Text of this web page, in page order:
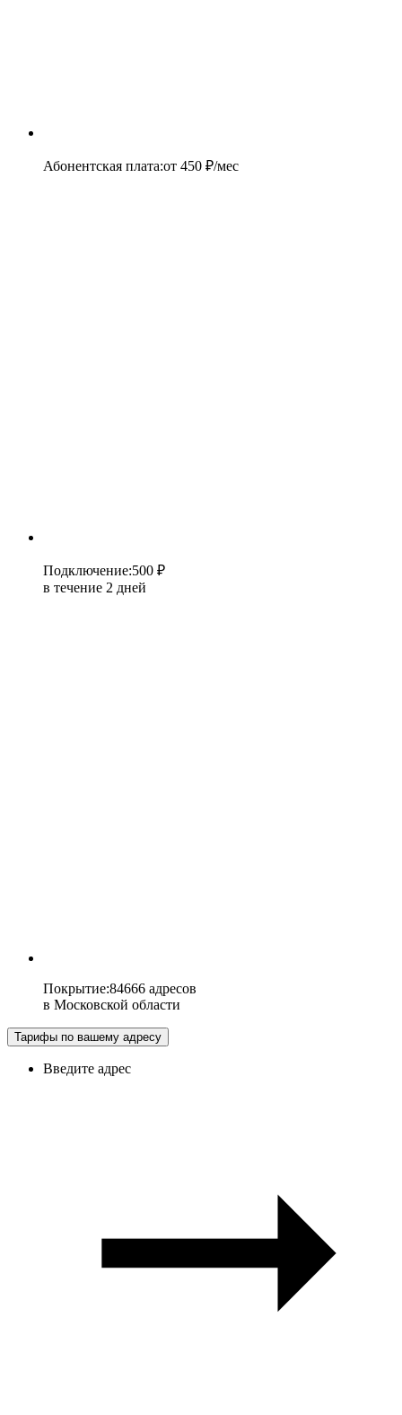
Абонентская плата:от 450 ₽/мес
Подключение:500 ₽
в течение 2 дней
Покрытие:84666 адресов
в Московской области
Тарифы по вашему адресу
Введите адрес